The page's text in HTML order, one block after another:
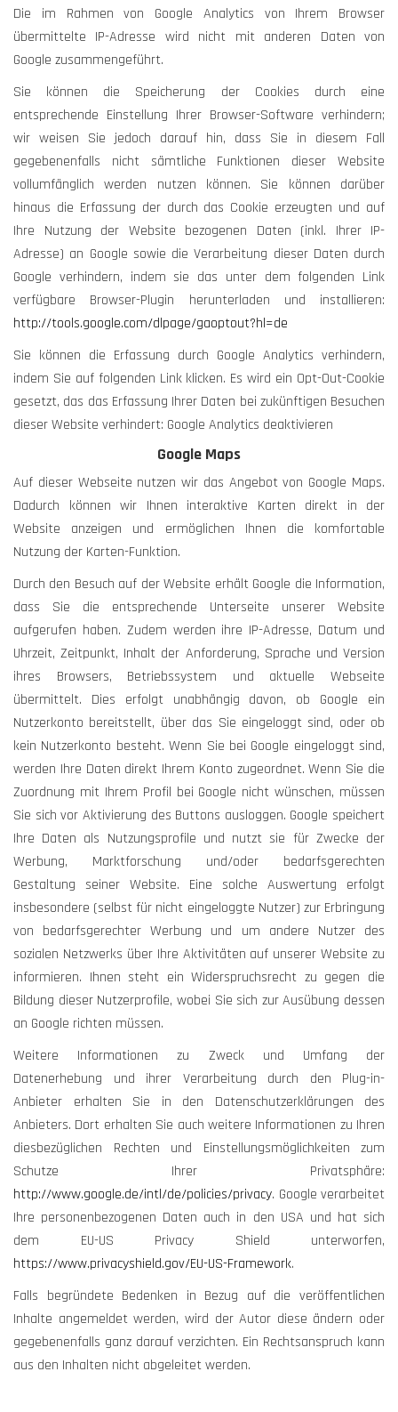
Die im Rahmen von Google Analytics von Ihrem Browser
übermittelte IP-Adresse wird nicht mit anderen Daten von
Google zusammengeführt.
Sie können die Speicherung der Cookies durch eine
entsprechende Einstellung Ihrer Browser-Software verhindern;
wir weisen Sie jedoch darauf hin, dass Sie in diesem Fall
gegebenenfalls nicht sämtliche Funktionen dieser Website
vollumfänglich werden nutzen können. Sie können darüber
hinaus die Erfassung der durch das Cookie erzeugten und auf
Ihre Nutzung der Website bezogenen Daten (inkl. Ihrer IP-
Adresse) an Google sowie die Verarbeitung dieser Daten durch
Google verhindern, indem sie das unter dem folgenden Link
verfügbare Browser-Plugin herunterladen und installieren:
http://tools.google.com/dlpage/gaoptout?hl=de
Sie können die Erfassung durch Google Analytics verhindern,
indem Sie auf folgenden Link klicken. Es wird ein Opt-Out-Cookie
gesetzt, das das Erfassung Ihrer Daten bei zukünftigen Besuchen
dieser Website verhindert: Google Analytics deaktivieren
Google Maps
Auf dieser Webseite nutzen wir das Angebot von Google Maps.
Dadurch können wir Ihnen interaktive Karten direkt in der
Website anzeigen und ermöglichen Ihnen die komfortable
Nutzung der Karten-Funktion.
Durch den Besuch auf der Website erhält Google die Information,
dass Sie die entsprechende Unterseite unserer Website
aufgerufen haben. Zudem werden ihre IP-Adresse, Datum und
Uhrzeit, Zeitpunkt, Inhalt der Anforderung, Sprache und Version
ihres Browsers, Betriebssystem und aktuelle Webseite
übermittelt. Dies erfolgt unabhängig davon, ob Google ein
Nutzerkonto bereitstellt, über das Sie eingeloggt sind, oder ob
kein Nutzerkonto besteht. Wenn Sie bei Google eingeloggt sind,
werden Ihre Daten direkt Ihrem Konto zugeordnet. Wenn Sie die
Zuordnung mit Ihrem Profil bei Google nicht wünschen, müssen
Sie sich vor Aktivierung des Buttons ausloggen. Google speichert
Ihre Daten als Nutzungsprofile und nutzt sie für Zwecke der
Werbung, Marktforschung und/oder bedarfsgerechten
Gestaltung seiner Website. Eine solche Auswertung erfolgt
insbesondere (selbst für nicht eingeloggte Nutzer) zur Erbringung
von bedarfsgerechter Werbung und um andere Nutzer des
sozialen Netzwerks über Ihre Aktivitäten auf unserer Website zu
informieren. Ihnen steht ein Widerspruchsrecht zu gegen die
Bildung dieser Nutzerprofile, wobei Sie sich zur Ausübung dessen
an Google richten müssen.
Weitere Informationen zu Zweck und Umfang der
Datenerhebung und ihrer Verarbeitung durch den Plug-in-
Anbieter erhalten Sie in den Datenschutzerklärungen des
Anbieters. Dort erhalten Sie auch weitere Informationen zu Ihren
diesbezüglichen Rechten und Einstellungsmöglichkeiten zum
Schutze Ihrer Privatsphäre:
http://www.google.de/intl/de/policies/privacy. Google verarbeitet
Ihre personenbezogenen Daten auch in den USA und hat sich
dem EU-US Privacy Shield unterworfen,
https://www.privacyshield.gov/EU-US-Framework.
Falls begründete Bedenken in Bezug auf die veröffentlichen
Inhalte angemeldet werden, wird der Autor diese ändern oder
gegebenenfalls ganz darauf verzichten. Ein Rechtsanspruch kann
aus den Inhalten nicht abgeleitet werden.